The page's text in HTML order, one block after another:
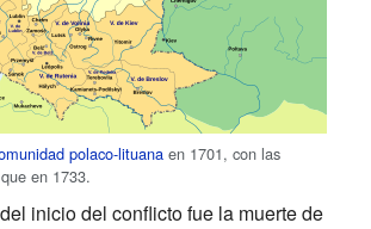
polaco-lituanaen 1701, con las
en 1733.
inicio del conflicto fue la muerte de